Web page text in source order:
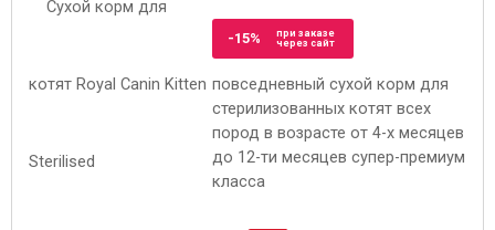
-15%
при заказе
через сайт
повседневный сухой корм для
стерилизованных котят всех
пород в возрасте от 4-х месяцев
до 12-ти месяцев супер-премиум
класса